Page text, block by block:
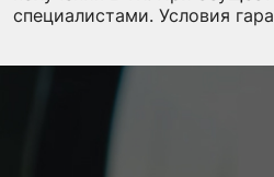
специалистами. Условия